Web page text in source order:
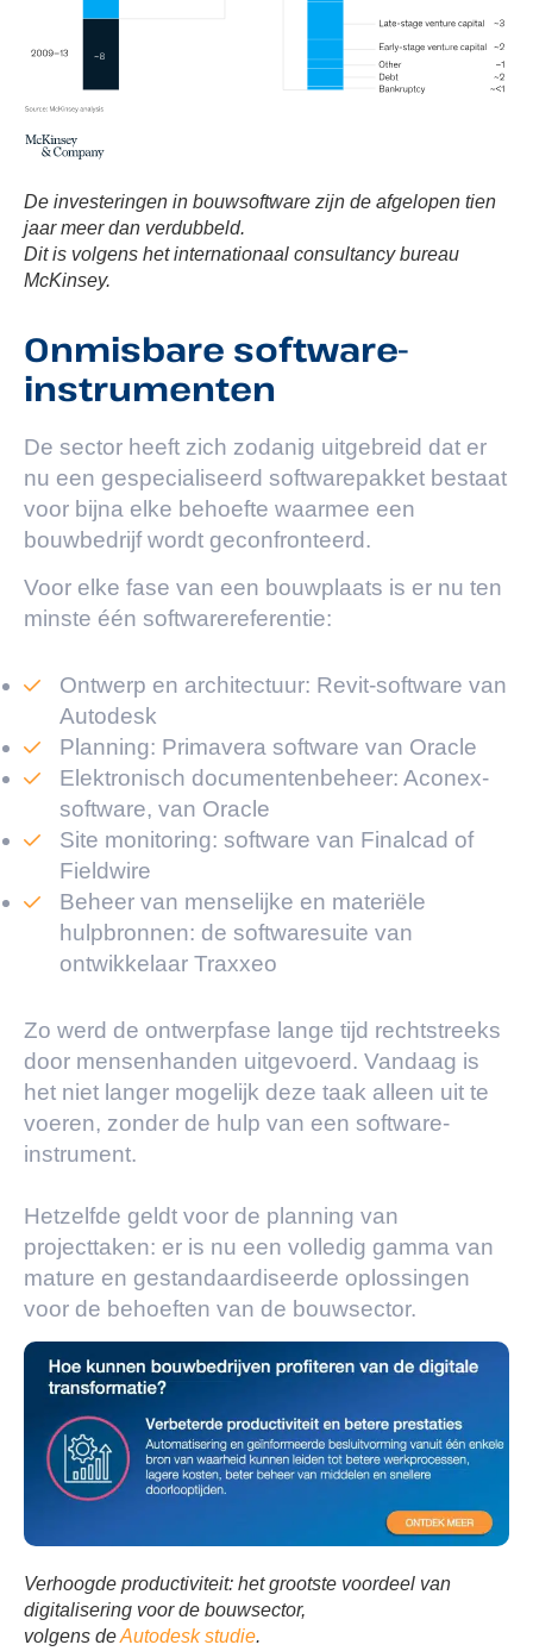
De investeringen in bouwsoftware zijn de afgelopen tien
jaar meer dan verdubbeld.
Dit is volgens het internationaal consultancy bureau
McKinsey.
Onmisbare software-
instrumenten
De sector heeft zich zodanig uitgebreid dat er
nu een gespecialiseerd softwarepakket bestaat
voor bijna elke behoefte waarmee een
bouwbedrijf wordt geconfronteerd.
Voor elke fase van een bouwplaats is er nu ten
minste één softwarereferentie:
Ontwerp en architectuur: Revit-software van
Autodesk
Planning: Primavera software van Oracle
Elektronisch documentenbeheer: Aconex-
software, van Oracle
Site monitoring: software van Finalcad of
Fieldwire
Beheer van menselijke en materiële
hulpbronnen: de softwaresuite van
ontwikkelaar Traxxeo
Zo werd de ontwerpfase lange tijd rechtstreeks
door mensenhanden uitgevoerd. Vandaag is
het niet langer mogelijk deze taak alleen uit te
voeren, zonder de hulp van een software-
instrument.
Hetzelfde geldt voor de planning van
projecttaken: er is nu een volledig gamma van
mature en gestandaardiseerde oplossingen
voor de behoeften van de bouwsector.
Verhoogde productiviteit: het grootste voordeel van
digitalisering voor de bouwsector,
volgens deAutodesk studie.